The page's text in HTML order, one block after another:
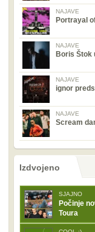
NAJAVE
Portrayal
NAJAVE
Boris Štok
NAJAVE
ignor
NAJAVE
Scream
stranice
Izdvojeno
SJAJNO
Počinje
Toura